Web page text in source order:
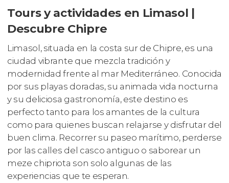
Tours y actividades en Limasol |
Descubre Chipre
Limasol, situada en la costa sur de Chipre, es una
ciudad vibrante que mezcla tradición y
modernidad frente al mar Mediterráneo. Conocida
por sus playas doradas, su animada vida nocturna
y su deliciosa gastronomía, este destino es
perfecto tanto para los amantes de la cultura
como para quienes buscan relajarse y disfrutar del
buen clima. Recorrer su paseo marítimo, perderse
por las calles del casco antiguo o saborear un
meze chipriota son solo algunas de las
experiencias que te esperan.